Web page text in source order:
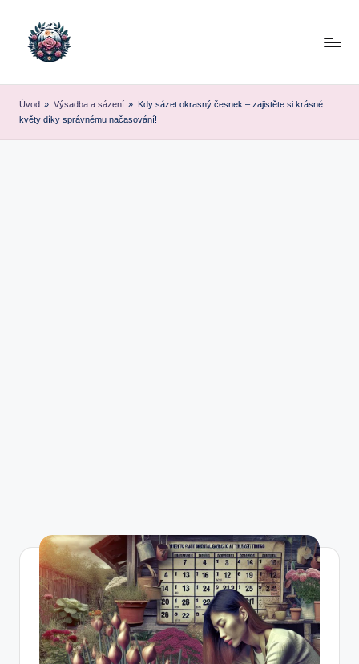
Úvod » Výsadba a sázení » Kdy sázet okrasný česnek – zajistěte si krásné
květy díky správnému načasování!